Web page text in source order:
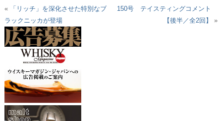
«
「リッチ」を深化させた特別なブ
ラックニッカが登場
150号 テイスティングコメント
【後半／全2回】
»